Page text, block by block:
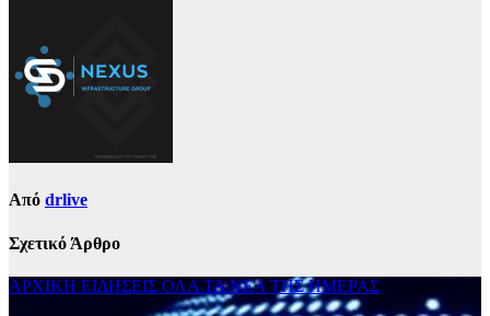
Από drlive
Σχετικό Άρθρο
ΑΡΧΙΚΗ ΕΙΔΗΣΕΙΣ ΟΛΑ ΤΑ ΝΕΑ ΤΗΣ ΗΜΕΡΑΣ